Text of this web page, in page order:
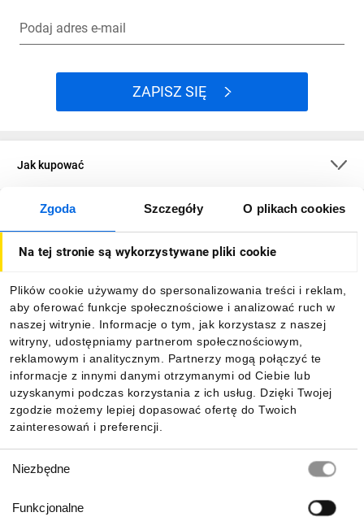
Zgoda Szczegóły O plikach cookies
Na tej stronie są wykorzystywane pliki cookie
Plików cookie używamy do spersonalizowania treści i reklam,
aby oferować funkcje społecznościowe i analizować ruch w
naszej witrynie. Informacje o tym, jak korzystasz z naszej
witryny, udostępniamy partnerom społecznościowym,
reklamowym i analitycznym. Partnerzy mogą połączyć te
informacje z innymi danymi otrzymanymi od Ciebie lub
uzyskanymi podczas korzystania z ich usług. Dzięki Twojej
zgodzie możemy lepiej dopasować ofertę do Twoich
zainteresowań i preferencji.
zgody
Niezbędne
Funkcjonalne
Podaj adres e-mail
ZAPISZ SIĘ
Jak kupować
O firmie
Informacje
Pobierz naszą aplikację mobilną: